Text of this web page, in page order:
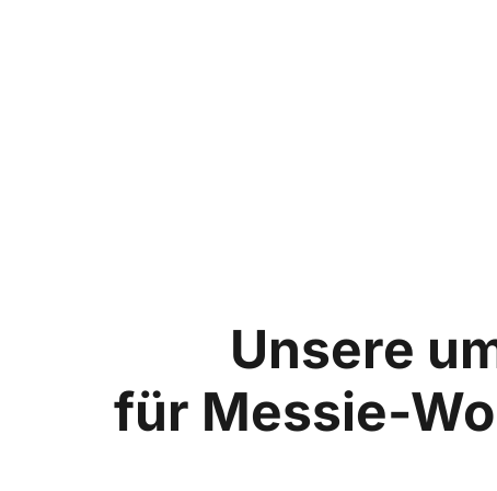
Unsere
für Messie-